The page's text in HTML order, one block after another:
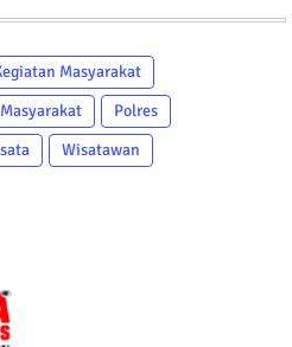
Masyarakat
Polres
Wisatawan